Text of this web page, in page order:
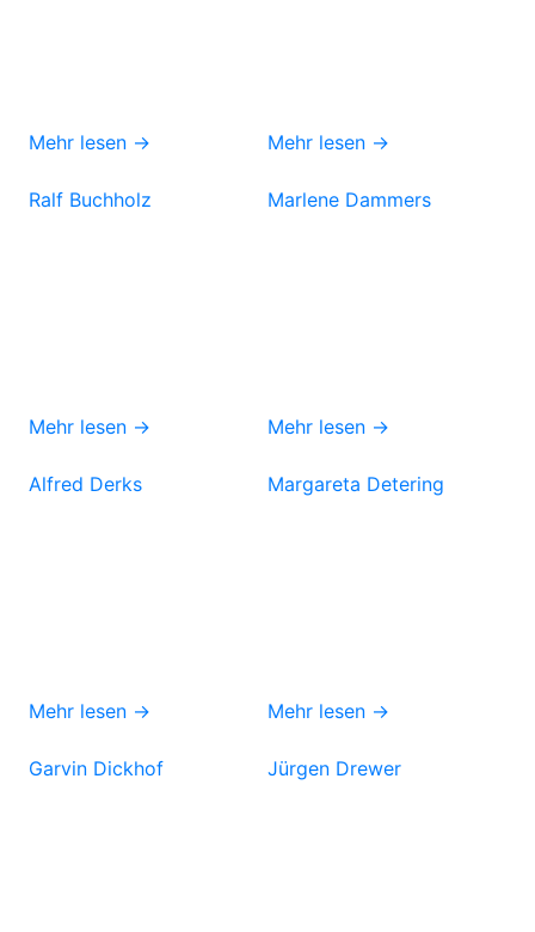
Mehr lesen → Mehr lesen →
Ralf Buchholz
Mehr lesen →
Marlene Dammers
Mehr lesen →
Alfred Derks
Mehr lesen →
Margareta Detering
Mehr lesen →
Garvin Dickhof Jürgen Drewer